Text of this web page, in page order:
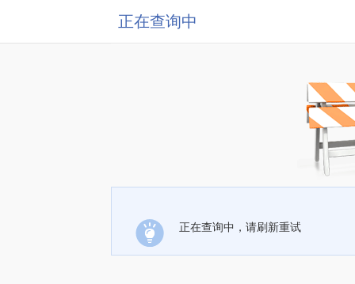
正在查询中
正在查询中，请刷新重试